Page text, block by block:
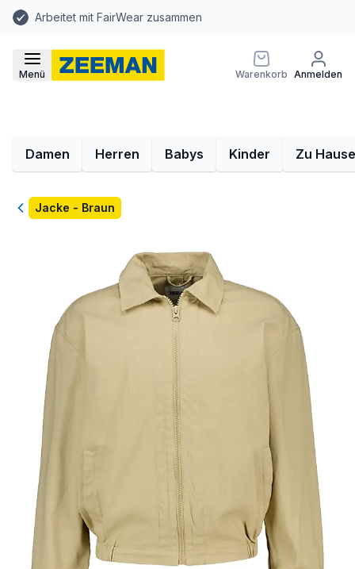
Arbeitet mit FairWear zusammen
Menü Warenkorb Anmelden
Damen Herren Babys Kinder Zu Hause
ZurückJacke - Braun